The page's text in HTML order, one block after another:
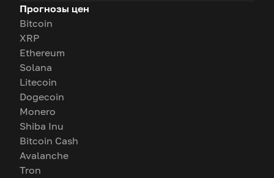
Прогнозы цен
Bitcoin
XRP
Ethereum
Solana
Litecoin
Dogecoin
Monero
Shiba Inu
Bitcoin Cash
Avalanche
Tron